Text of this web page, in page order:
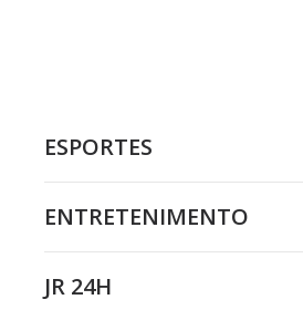
ESPORTES
ENTRETENIMENTO
JR 24H